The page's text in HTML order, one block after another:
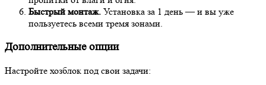
Быстрый монтаж. Установка за 1 день — и вы уже
пользуетесь всеми тремя зонами.
Дополнительные опции
Настройте хозблок под свои задачи: